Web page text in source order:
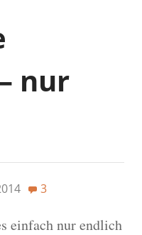
nur
3
einfach nur endlich